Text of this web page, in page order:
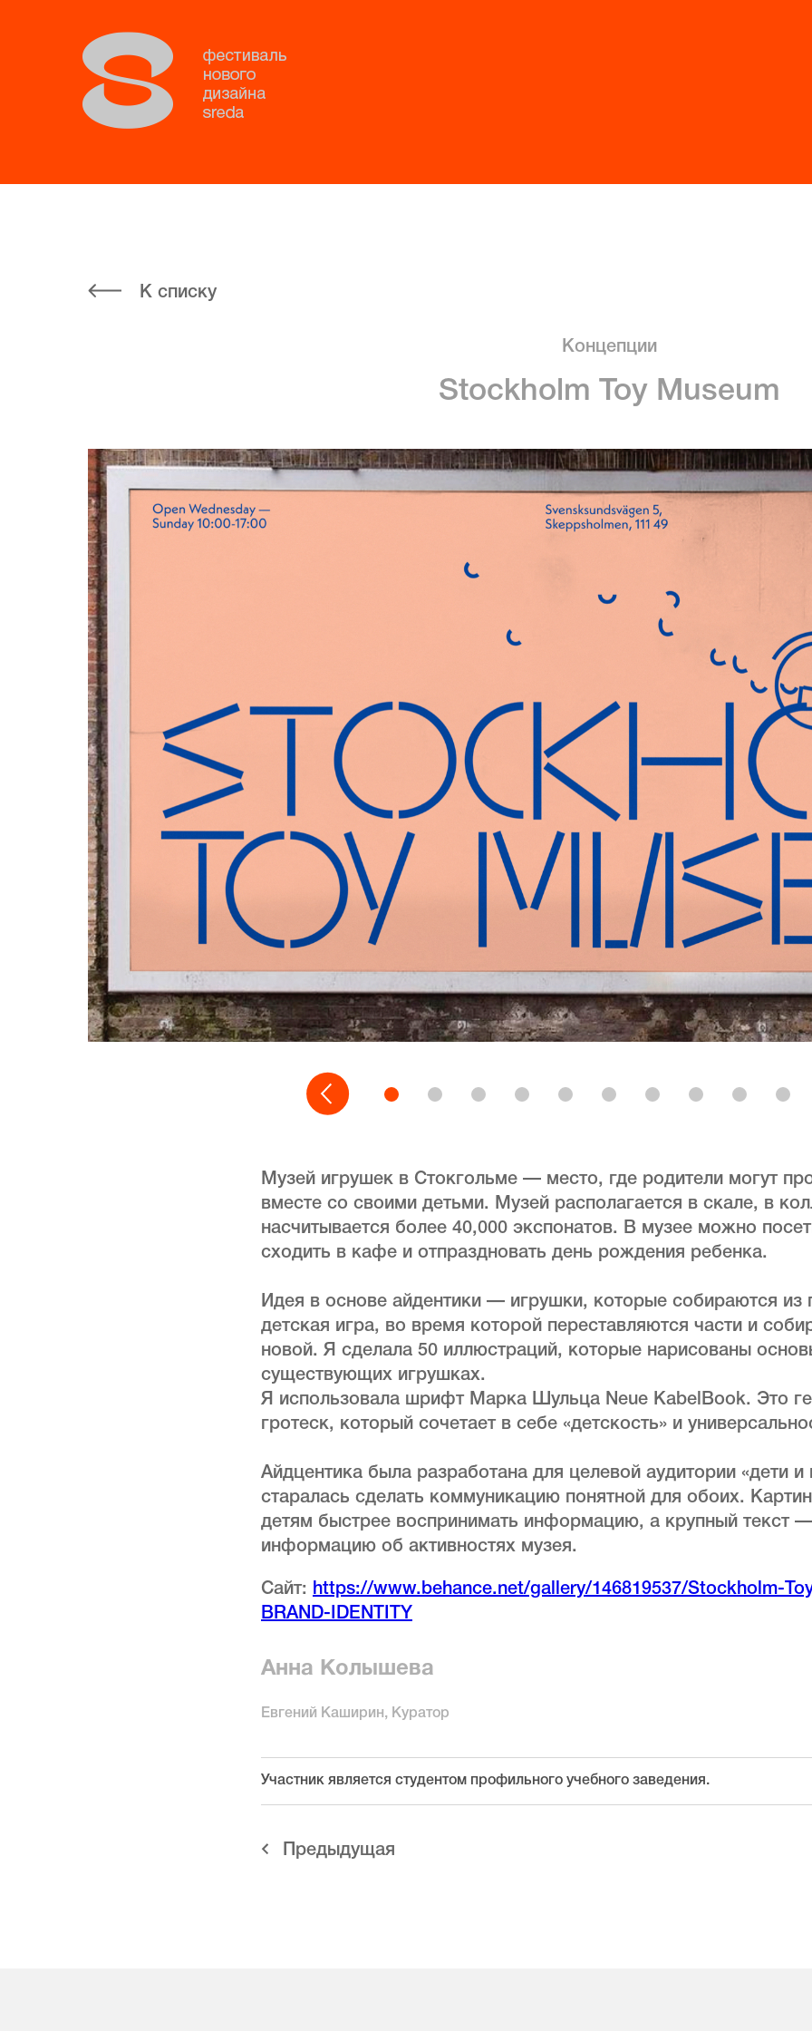
К списку
Концепции
Stockholm Toy Museum
Музей игрушек в Стокгольме — место, где родители могут
вместе со своими детьми. Музей располагается в скале, в
насчитывается более 40,000 экспонатов. В музее можно
сходить в кафе и отпраздновать день рождения ребенка.
Идея в основе айдентики — игрушки, которые собираются из
детская игра, во время которой переставляются части и
новой. Я сделала 50 иллюстраций, которые нарисованы
существующих игрушках.
Я использовала шрифт Марка Шульца Neue KabelBook. Это
гротеск, который сочетает в себе «детскость» и
Айдцентика была разработана для целевой аудитории «дети и
старалась сделать коммуникацию понятной для обоих.
детям быстрее воспринимать информацию, а крупный текст —
информацию об активностях музея.
Сайт:
https://www.behance.net/gallery/146819537/Stockholm-
BRAND-IDENTITY
Анна Колышева
Евгений Каширин, Куратор
Участник является студентом профильного учебного заведения.
Предыдущая